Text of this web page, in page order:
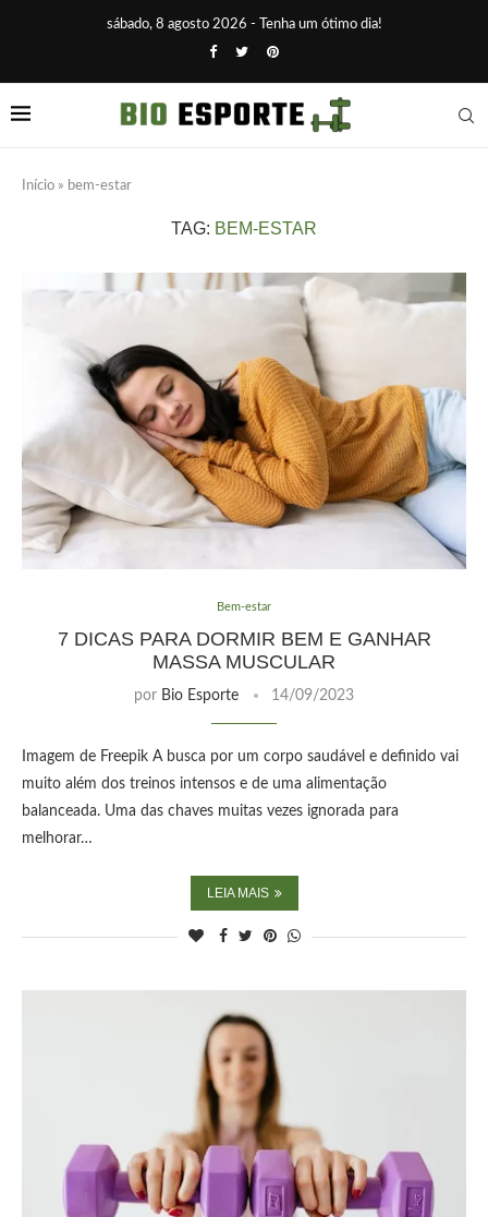
sábado, 8 agosto 2026 - Tenha um ótimo dia!
Início » bem-estar
TAG: BEM-ESTAR
Bem-estar
7 DICAS PARA DORMIR BEM E GANHAR
MASSA MUSCULAR
por Bio Esporte 14/09/2023
Imagem de Freepik A busca por um corpo saudável e definido vai
muito além dos treinos intensos e de uma alimentação
balanceada. Uma das chaves muitas vezes ignorada para
melhorar…
LEIA MAIS